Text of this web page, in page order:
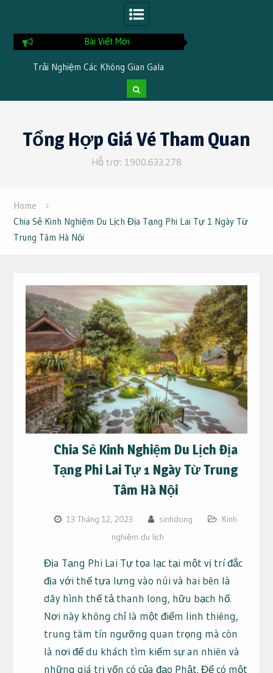
Bài Viết Mới
Chia Sẻ Kinh Nghiệm Khi Nghỉ Dưỡng
Tại TTC Resort Ninh Thuận
contentTổng Hợp Giá Vé Tham Quan
Hỗ trợ: 1900.633.278
Home
Chia Sẻ Kinh Nghiệm Du Lịch Địa Tạng Phi Lai Tự 1 Ngày Từ
Trung Tâm Hà Nội
Chia Sẻ Kinh Nghiệm Du Lịch Địa
Tạng Phi Lai Tự 1 Ngày Từ Trung
Tâm Hà Nội
13 Tháng 12, 2023 sinhdong
Kinh
nghiệm du lịch
Địa Tạng Phi Lai Tự tọa lạc tại một vị trí đắc
địa với thế tựa lưng vào núi và hai bên là
dãy hình thế tả thanh long, hữu bạch hổ.
Nơi này không chỉ là một điểm linh thiêng,
trung tâm tín ngưỡng quan trọng mà còn
là nơi để du khách tìm kiếm sự an nhiên và
những giá trị vốn có của đạo Phật. Để có một